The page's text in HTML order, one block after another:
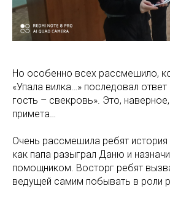
Но особенно всех рассмешило,
«Упала вилка…» последовал
гость – свекровь». Это,
примета…
Очень рассмешила ребят
как папа разыграл Даню и
помощником. Восторг ребят
ведущей самим побывать в роли